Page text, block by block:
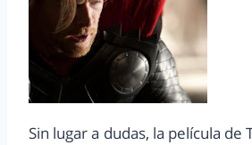
Sin lugar a dudas, la película de